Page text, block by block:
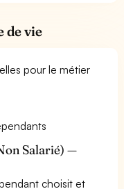
de vie
pour le métier
Salarié) —
choisit et